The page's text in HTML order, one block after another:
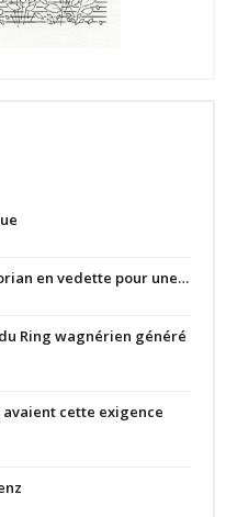
en vedette pour une…
Ring wagnérien généré
avaient cette exigence